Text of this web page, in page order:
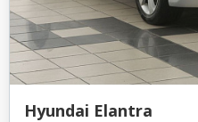
Hyundai Elantra